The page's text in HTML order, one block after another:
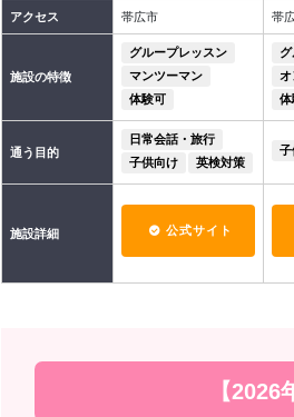
アクセス 帯広市 帯
施設の特徴
グループレッスン
マンツーマン
体験可
体
通う目的
日常会話・旅行
子供向け
英検対策
子
施設詳細 公式サイト
【